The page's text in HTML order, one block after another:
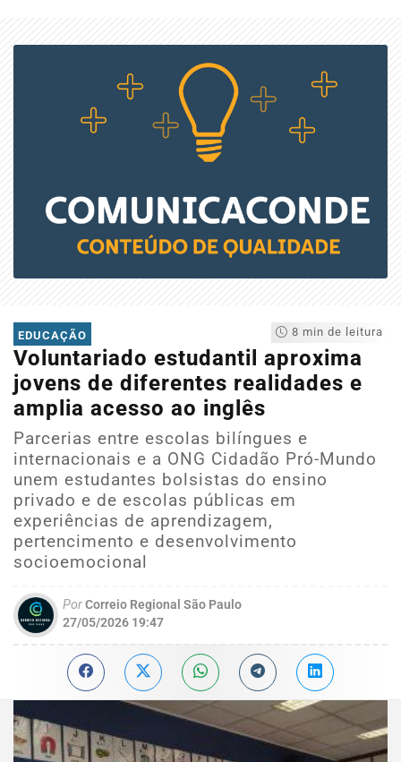
8 min de leitura
EDUCAÇÃO
Voluntariado estudantil aproxima
jovens de diferentes realidades e
amplia acesso ao inglês
Parcerias entre escolas bilíngues e
internacionais e a ONG Cidadão Pró-Mundo
unem estudantes bolsistas do ensino
privado e de escolas públicas em
experiências de aprendizagem,
pertencimento e desenvolvimento
socioemocional
PorCorreio Regional São Paulo
27/05/2026 19:47